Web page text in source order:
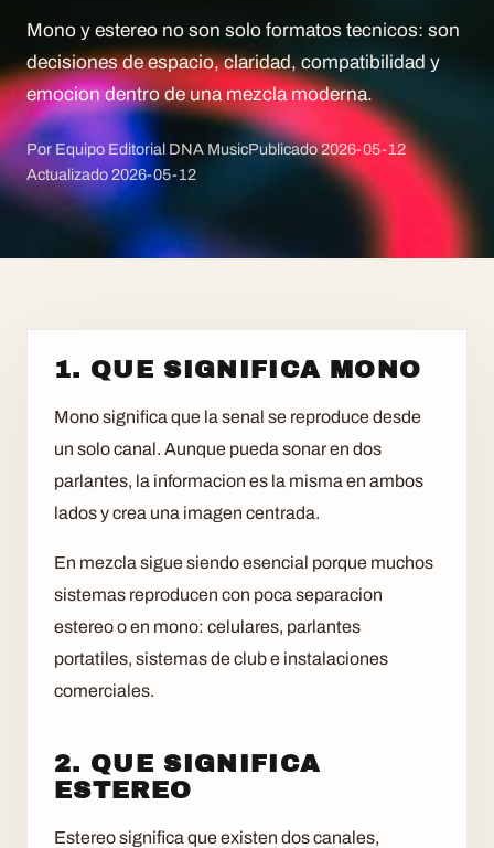
Mono y estereo no son solo formatos tecnicos: son
decisiones de espacio, claridad, compatibilidad y
emocion dentro de una mezcla moderna.
Por Equipo Editorial DNA MusicPublicado2026-05-12
Actualizado2026-05-12
1. QUE SIGNIFICA MONO
Mono significa que la senal se reproduce desde
un solo canal. Aunque pueda sonar en dos
parlantes, la informacion es la misma en ambos
lados y crea una imagen centrada.
En mezcla sigue siendo esencial porque muchos
sistemas reproducen con poca separacion
estereo o en mono: celulares, parlantes
portatiles, sistemas de club e instalaciones
comerciales.
2. QUE SIGNIFICA
ESTEREO
Estereo significa que existen dos canales,